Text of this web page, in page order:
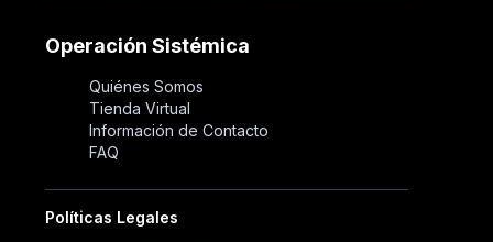
Operación Sistémica
Quiénes Somos
Tienda Virtual
Información de Contacto
FAQ
Políticas Legales